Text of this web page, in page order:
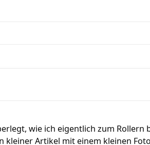
wie ich eigentlich zum Rollern
kleiner Artikel mit einem kleinen